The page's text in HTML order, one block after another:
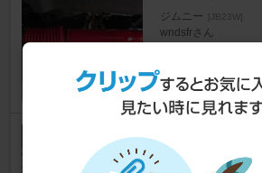
ジムニー [JB23W]
wndsfrさん
ッシュ交換